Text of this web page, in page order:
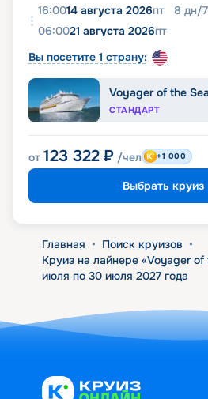
16:0014 августа 2026пт 8 дн/7
06:0021 августа 2026пт
Вы посетите 1 страну:
Voyager of the
СТАНДАРТ
от 123 322 ₽ /чел +1 000
Выбрать круиз
Главная • Поиск круизов •
Круиз на лайнере «Voyager of
июля по 30 июля 2027 года